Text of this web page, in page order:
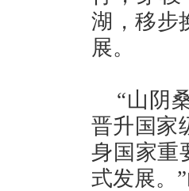
湖，移步
展。
“山阴
晋升国家
身国家重
式发展。